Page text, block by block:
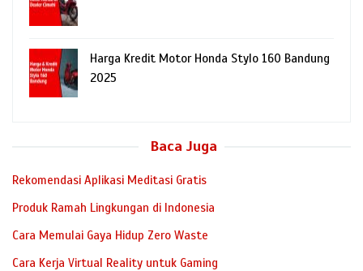
Harga Kredit Motor Honda Stylo 160 Bandung
2025
Baca Juga
Rekomendasi Aplikasi Meditasi Gratis
Produk Ramah Lingkungan di Indonesia
Cara Memulai Gaya Hidup Zero Waste
Cara Kerja Virtual Reality untuk Gaming